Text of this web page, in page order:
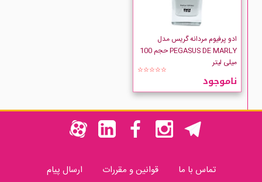
ادو پرفیوم مردانه گریس مدل
PEGASUS DE MARLY حجم 100
میلی لیتر
☆☆☆☆☆
ناموجود
تماس با ما قوانین و مقررات ارسال پیام